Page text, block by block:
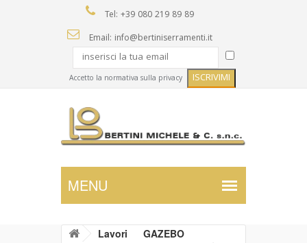
Tel: +39 080 219 89 89
Email: info@bertiniserramenti.it
Accetto la normativa sulla privacy
Lavori
GAZEBO